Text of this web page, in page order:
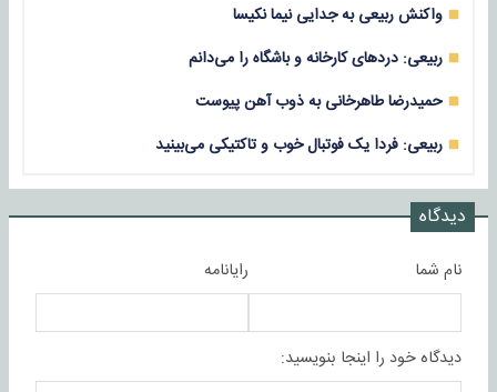
واکنش ربیعی به جدایی نیما نکیسا
ربیعی: دردهای کارخانه و باشگاه را می‌دانم
حمیدرضا طاهرخانی به ذوب آهن پیوست
ربیعی: فردا یک فوتبال خوب و تاکتیکی می‌بینید
دیدگاه
نام شما رایانامه
دیدگاه خود را اینجا بنویسید: